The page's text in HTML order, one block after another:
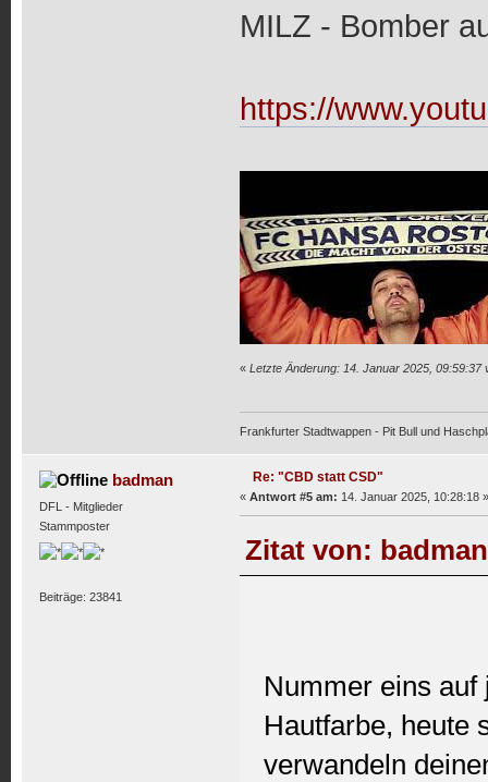
MILZ - Bomber
https://
« Letzte Änderung: 14. Januar 2025, 09:59:37
Frankfurter Stadtwappen - Pit Bull und
badman
DFL - Mitglieder
Stammposter
Beiträge: 23841
Re: "CBD statt CSD"
« Antwort #5 am: 14. Januar 2025, 10:28:18 »
Zitat von:
Nummer eins
Hautfarbe, heute
verwandeln